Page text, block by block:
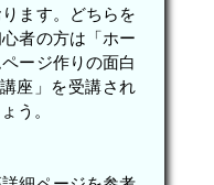
ます。どちらを
者の方は「ホー
ージ作りの面白
座」を受講され
う。